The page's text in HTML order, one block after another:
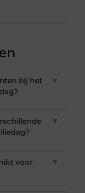
bij het
▼
▼
voor
▼